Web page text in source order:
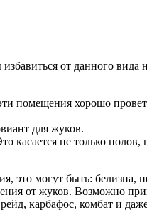
от данного
помещения хорошо
для жуков.
не только
это могут быть:
от жуков. Возможно
карбафос, комбат и